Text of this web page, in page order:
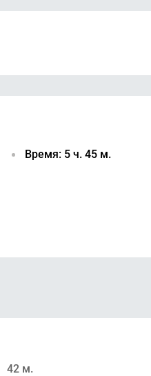
Время: 5 ч. 45 м.
42 м.